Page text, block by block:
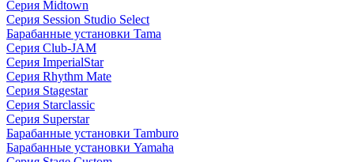
Серия Midtown
Серия Session Studio Select
Барабанные установки Tama
Серия Club-JAM
Серия ImperialStar
Серия Rhythm Mate
Серия Stagestar
Серия Starclassic
Серия Superstar
Барабанные установки Tamburo
Барабанные установки Yamaha